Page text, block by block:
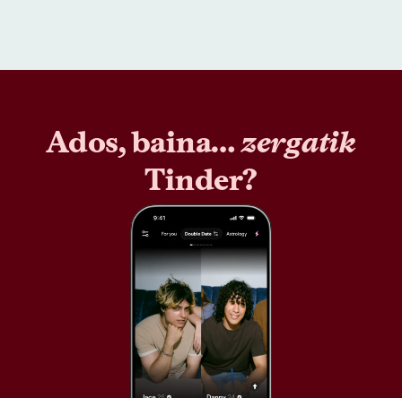
Ados, baina…zergatik
Tinder?